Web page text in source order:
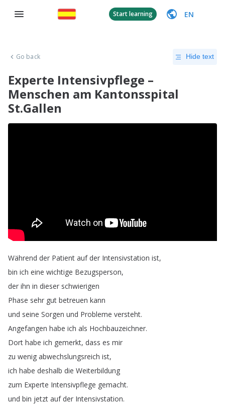
Start learning EN
Go back Hide text
Experte Intensivpflege –
Menschen am Kantonsspital
St.Gallen
Während der Patient auf der Intensivstation ist,
bin ich eine wichtige Bezugsperson,
der ihn in dieser schwierigen
Phase sehr gut betreuen kann
und seine Sorgen und Probleme versteht.
Angefangen habe ich als Hochbauzeichner.
Dort habe ich gemerkt, dass es mir
zu wenig abwechslungsreich ist,
ich habe deshalb die Weiterbildung
zum Experte Intensivpflege gemacht.
und bin jetzt auf der Intensivstation.